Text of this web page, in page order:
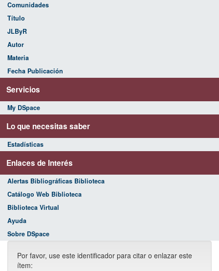
Comunidades
Título
JLByR
Autor
Materia
Fecha Publicación
Servicios
My DSpace
Lo que necesitas saber
Estadísticas
Enlaces de Interés
Alertas Bibliográficas Biblioteca
Catálogo Web Biblioteca
Biblioteca Virtual
Ayuda
Sobre DSpace
Por favor, use este identificador para citar o enlazar este
ítem: